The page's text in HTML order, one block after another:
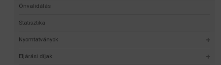
Önvalidálás
Statisztika
Nyomtatványok
Eljárási díjak